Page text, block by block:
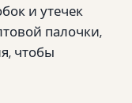
и утечек
палочки,
чтобы